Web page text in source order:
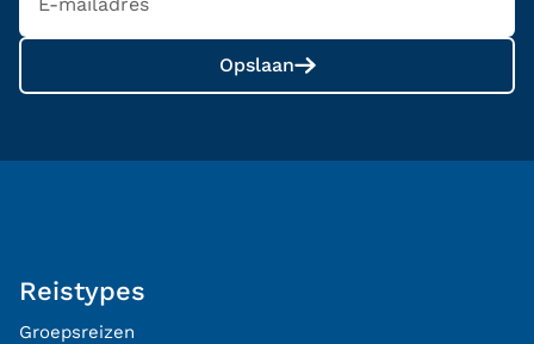
Opslaan
Reistypes
Groepsreizen